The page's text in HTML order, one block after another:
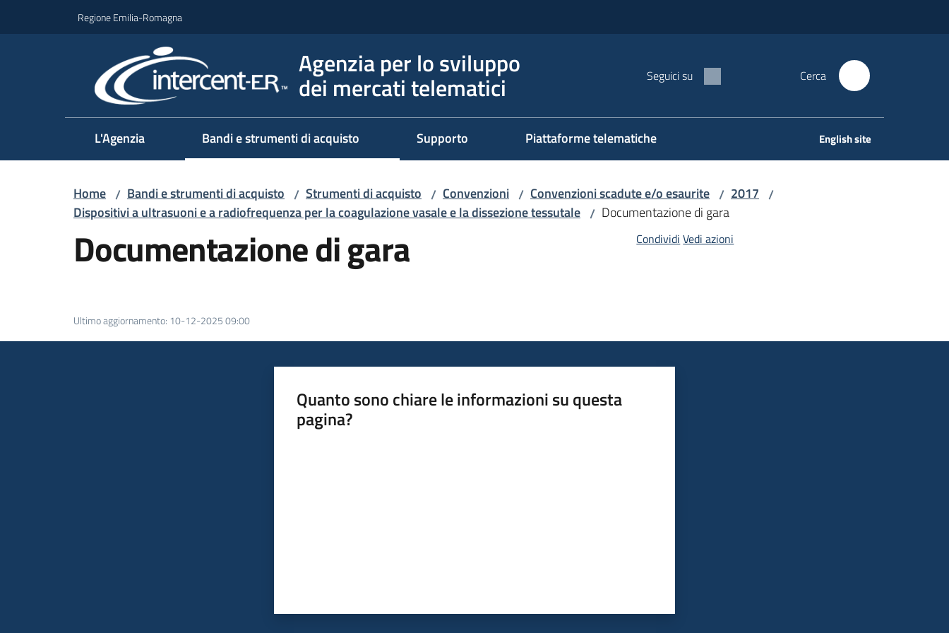
Regione Emilia-Romagna
Agenzia per lo sviluppo
dei mercati telematici Seguici su Cerca
L'Agenzia Bandi e strumenti di acquisto Supporto Piattaforme telematiche English site
Home / Bandi e strumenti di acquisto / Strumenti di acquisto / Convenzioni / Convenzioni scadute e/o esaurite / 2017 /
Dispositivi a ultrasuoni e a radiofrequenza per la coagulazione vasale e la dissezione tessutale / Documentazione di gara
Documentazione di gara Condividi Vedi azioni
Ultimo aggiornamento: 10-12-2025 09:00
Quanto sono chiare le informazioni su questa
pagina?